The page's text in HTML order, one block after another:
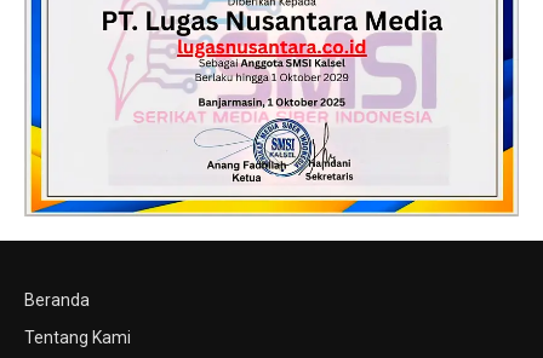
Beranda
Tentang Kami